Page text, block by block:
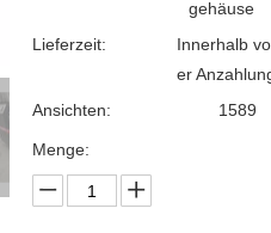
gehäuse
Lieferzeit:
Innerhalb
er
Ansichten:
1589
Menge: